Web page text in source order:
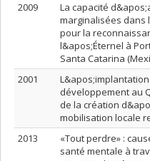
2009
La capacité
marginalisées dans
pour la
l&apos;Éternel à
Santa Catarina
2001
développement au
de la création
mobilisation locale
2013
«Tout perdre» :
santé mentale à